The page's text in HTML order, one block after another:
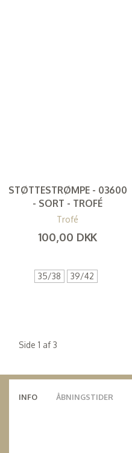
STØTTESTRØMPE - 03600
- SORT - TROFÉ
Trofé
100,00 DKK
35/38 39/42
Side 1 af 3
INFO ÅBNINGSTIDER